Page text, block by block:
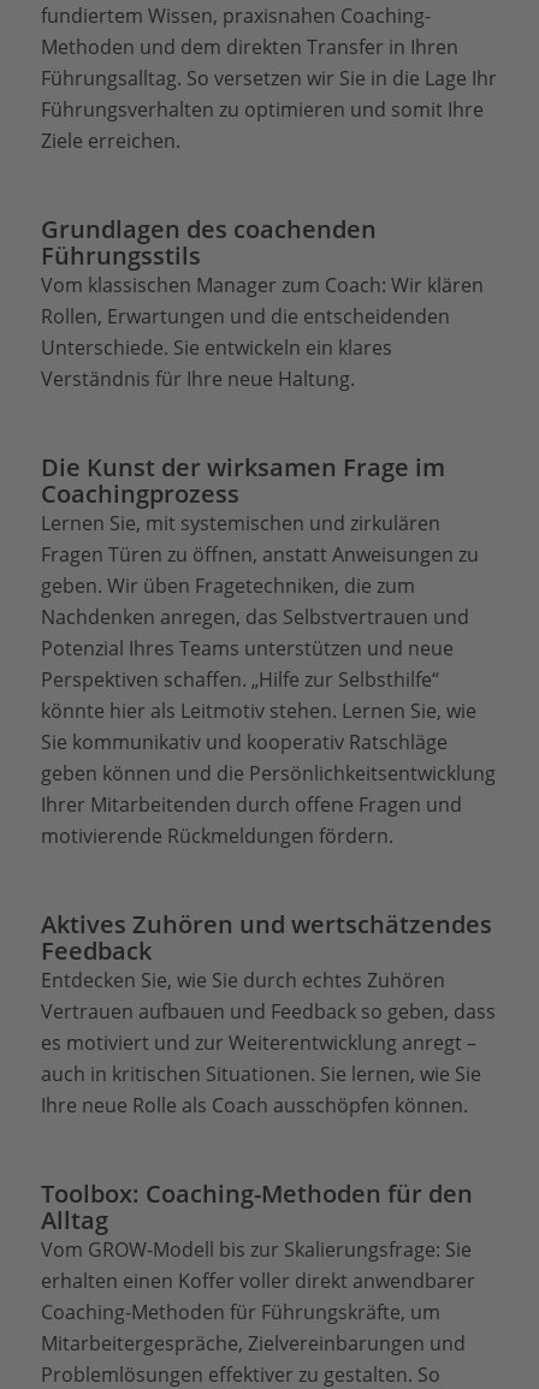
fundiertem Wissen, praxisnahen Coaching-
Methoden und dem direkten Transfer in Ihren
Führungsalltag. So versetzen wir Sie in die Lage Ihr
Führungsverhalten zu optimieren und somit Ihre
Ziele erreichen.
Grundlagen des coachenden
Führungsstils
Vom klassischen Manager zum Coach: Wir klären
Rollen, Erwartungen und die entscheidenden
Unterschiede. Sie entwickeln ein klares
Verständnis für Ihre neue Haltung.
Die Kunst der wirksamen Frage im
Coachingprozess
Lernen Sie, mit systemischen und zirkulären
Fragen Türen zu öffnen, anstatt Anweisungen zu
geben. Wir üben Fragetechniken, die zum
Nachdenken anregen, das Selbstvertrauen und
Potenzial Ihres Teams unterstützen und neue
Perspektiven schaffen. „Hilfe zur Selbsthilfe“
könnte hier als Leitmotiv stehen. Lernen Sie, wie
Sie kommunikativ und kooperativ Ratschläge
geben können und die Persönlichkeitsentwicklung
Ihrer Mitarbeitenden durch offene Fragen und
motivierende Rückmeldungen fördern.
Aktives Zuhören und wertschätzendes
Feedback
Entdecken Sie, wie Sie durch echtes Zuhören
Vertrauen aufbauen und Feedback so geben, dass
es motiviert und zur Weiterentwicklung anregt –
auch in kritischen Situationen. Sie lernen, wie Sie
Ihre neue Rolle als Coach ausschöpfen können.
Toolbox: Coaching-Methoden für den
Alltag
Vom GROW-Modell bis zur Skalierungsfrage: Sie
erhalten einen Koffer voller direkt anwendbarer
Coaching-Methoden für Führungskräfte, um
Mitarbeitergespräche, Zielvereinbarungen und
Problemlösungen effektiver zu gestalten. So